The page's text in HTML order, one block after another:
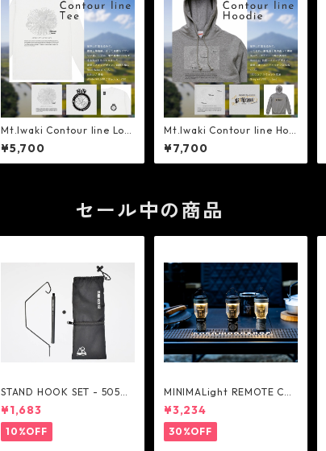
Mt.Iwaki Contour line Lon
g sleeve Tee Black - Next
Natural
¥5,700
Mt.Iwaki Contour line Hoo
die - NextNatural
¥7,700
セール中の商品
STAND HOOK SET - 5050
WORKSHOP
¥1,683
10%OFF
MINIMALight REMOTE CO
NTROL 2.0 - 5050WORKS
HOP
¥3,234
30%OFF